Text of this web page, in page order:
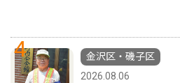
4
金沢区・磯子区
2026.08.06